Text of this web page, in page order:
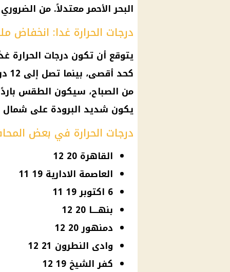
البحر الأحمر معتدلاً. من
درجات الحرارة غدا: انخفاض
من الصباح، سيكون الطقس
يكون شديد البرودة على
درجات الحرارة في بعض
القاهرة 20 12
العاصمة الادارية 19 11
6 اكتوبر 19 11
بنهــــا 20 12
دمنهور 20 12
وادى النطرون 21 12
كفر الشيخ 19 12